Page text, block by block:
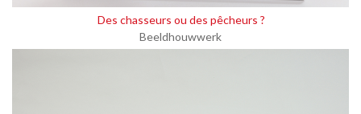
Des chasseurs ou des pêcheurs ?
Beeldhouwwerk